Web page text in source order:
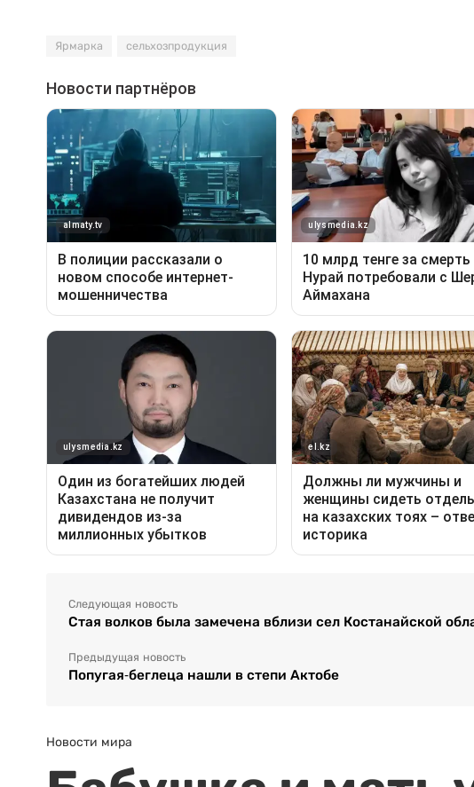
Ярмарка сельхозпродукция
Следующая новость
Стая волков была замечена вблизи сел Костанайской
Предыдущая новость
Попугая-беглеца нашли в степи Актобе
Новости мира